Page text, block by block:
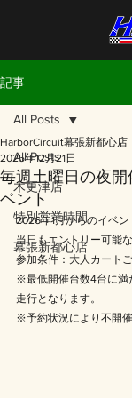
記事
All Posts
木更津店
特別営業時間
幕張新都心店
All Posts
毎週土曜日の夜
ベント
HarborCircuit幕張新都心店
2025年12月21日
2026年1月からのイベン
当日もエントリー可能
参加条件：大人カート
※最低開催台数4台に満
走行となります。
※予約状況により不開